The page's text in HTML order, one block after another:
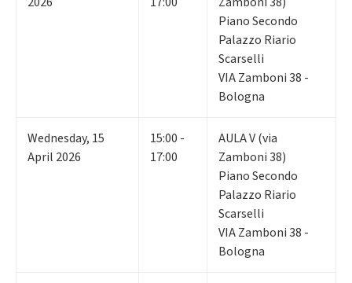
Piano Secondo
Palazzo Riario
Scarselli
VIA Zamboni 38 -
Bologna
Wednesday, 15
April 2026
15:00 -
17:00
AULA V (via
Zamboni 38)
Piano Secondo
Palazzo Riario
Scarselli
VIA Zamboni 38 -
Bologna